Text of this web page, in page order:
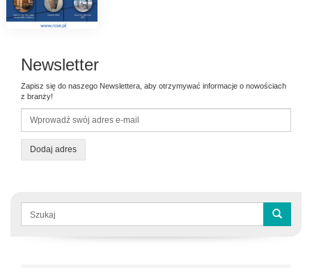
Newsletter
Zapisz się do naszego Newslettera, aby otrzymywać informacje o nowościach
z branży!
Dodaj adres
Formularz
wyszukiwania